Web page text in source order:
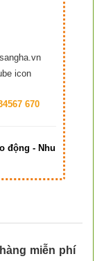
sangha.vn
670
động - Nhu
miễn phí